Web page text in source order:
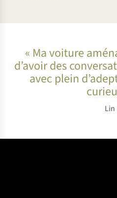
« Ma voiture
d’avoir des
avec plein
Lin